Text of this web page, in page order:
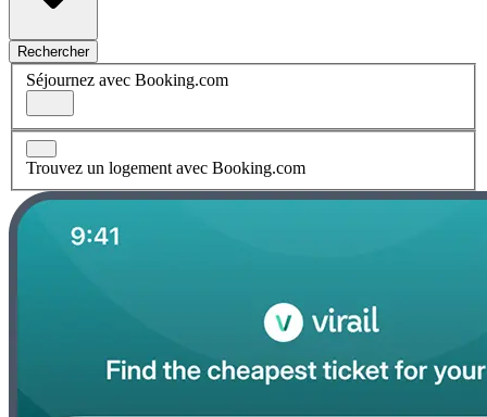
Rechercher
Séjournez avec Booking.com
Trouvez un logement avec Booking.com